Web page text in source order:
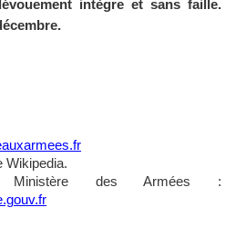
intègre et sans faille.
Wikipedia.
des Armées :